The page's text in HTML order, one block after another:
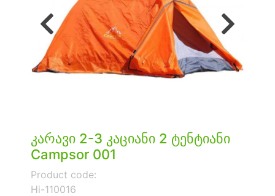
Previous Next
კარავი 2-3 კაციანი 2 ტენტიანი
Campsor 001
Product code:
Hi-110016